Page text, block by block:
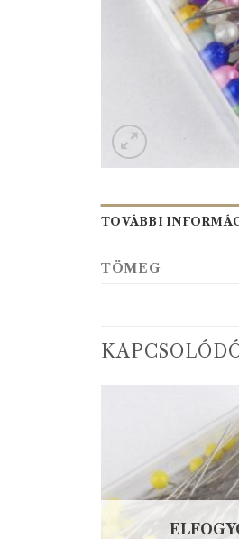
TOVÁBBI
TÖMEG